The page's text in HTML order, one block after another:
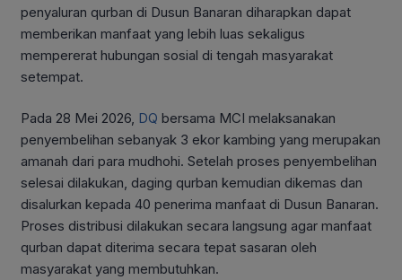
penyaluran qurban di Dusun Banaran diharapkan dapat
memberikan manfaat yang lebih luas sekaligus
mempererat hubungan sosial di tengah masyarakat
setempat.
Pada 28 Mei 2026, DQ bersama MCI melaksanakan
penyembelihan sebanyak 3 ekor kambing yang merupakan
amanah dari para mudhohi. Setelah proses penyembelihan
selesai dilakukan, daging qurban kemudian dikemas dan
disalurkan kepada 40 penerima manfaat di Dusun Banaran.
Proses distribusi dilakukan secara langsung agar manfaat
qurban dapat diterima secara tepat sasaran oleh
masyarakat yang membutuhkan.